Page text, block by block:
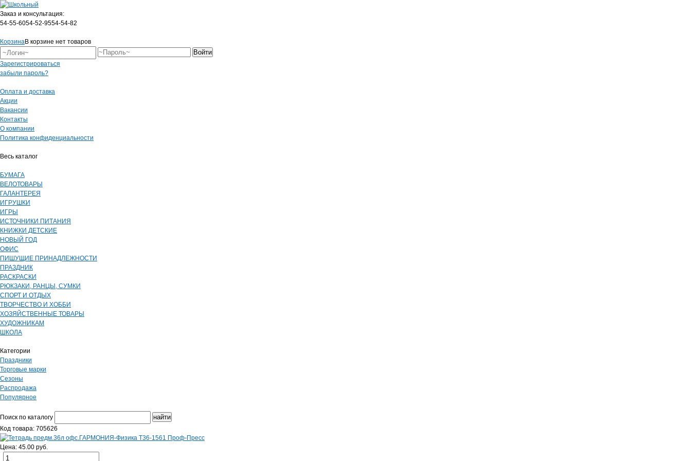
Заказ и консультация:
54-55-6054-52-9554-54-82
КорзинаВ корзине нет товаров
Зарегистрироваться
забыли пароль?
Оплата и доставка
Акции
Вакансии
Контакты
О компании
Политика конфиденциальности
Весь каталог
БУМАГА
ВЕЛОТОВАРЫ
ГАЛАНТЕРЕЯ
ИГРУШКИ
ИГРЫ
ИСТОЧНИКИ ПИТАНИЯ
КНИЖКИ ДЕТСКИЕ
НОВЫЙ ГОД
ОФИС
ПИШУЩИЕ ПРИНАДЛЕЖНОСТИ
ПРАЗДНИК
РАСКРАСКИ
РЮКЗАКИ, РАНЦЫ, СУМКИ
СПОРТ И ОТДЫХ
ТВОРЧЕСТВО И ХОББИ
ХОЗЯЙСТВЕННЫЕ ТОВАРЫ
ХУДОЖНИКАМ
ШКОЛА
Категории
Праздники
Торговые марки
Сезоны
Распродажа
Популярное
Поиск по каталогу
Код товара: 705626
Цена: 45.00 руб.